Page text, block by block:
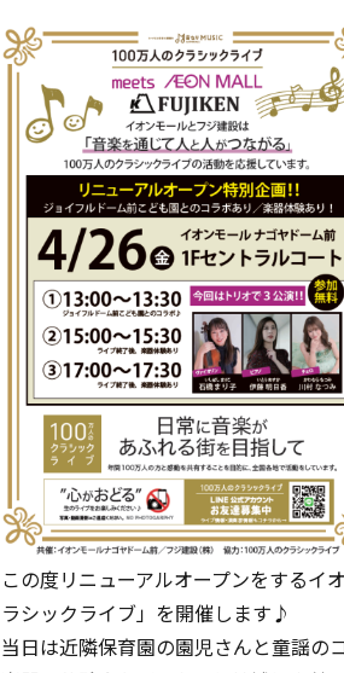
この度リニューアルオープンをするイ
ラシックライブ」を開催します♪
当日は近隣保育園の園児さんと童謡の